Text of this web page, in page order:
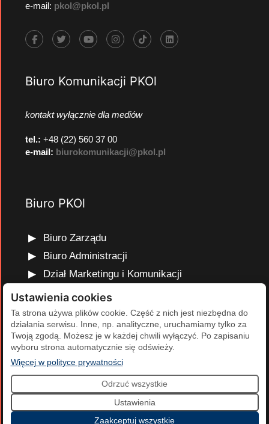
e-mail: pkol@pkol.pl
Biuro Komunikacji PKOl
kontakt wyłącznie dla mediów
tel.: +48 (22) 560 37 00
e-mail: biurokomunikacji@pkol.pl
Biuro PKOl
Biuro Zarządu
Biuro Administracji
Dział Marketingu i Komunikacji
Dział Edukacji Olimpijskiej
Dział Finansów i Kadr
Dział Projektów Olimpijskich
Dział Programów Rozwojowych
2026 Polski Komitet Olimpijski | Projekt i realizacja:
Cumulus.
Ustawienia cookies
Ta strona używa plików cookie. Część z nich jest niezbędna do
działania serwisu. Inne, np. analityczne, uruchamiamy tylko za
Twoją zgodą. Możesz je w każdej chwili wyłączyć. Po zapisaniu
wyboru strona automatycznie się odświeży.
Więcej w polityce prywatności(otwiera się w nowej karcie)
Odrzuć wszystkie
Ustawienia
Zaakceptuj wszystkie